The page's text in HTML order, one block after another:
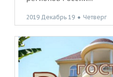
2019 Декабрь 19 ● Четверг